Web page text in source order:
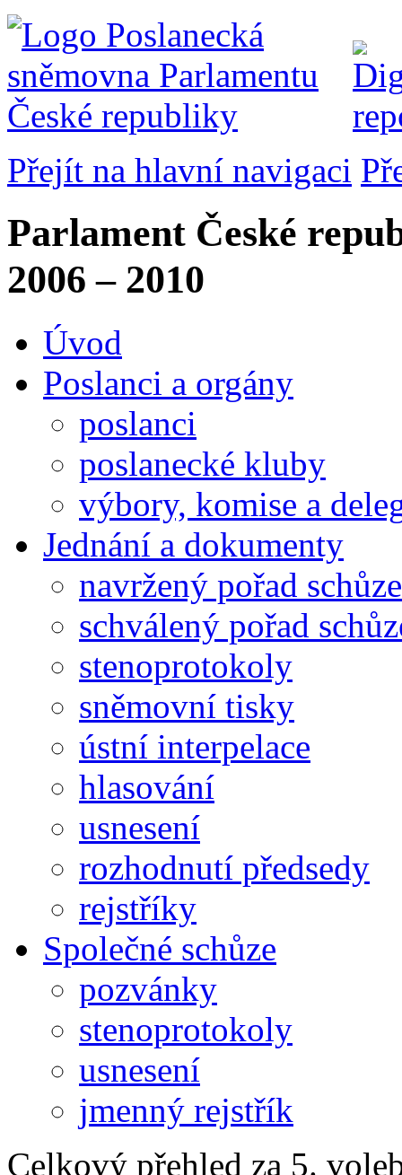
Přejít na hlavní navigaci
Parlament České
2006 – 2010
Úvod
Poslanci a orgány
poslanci
poslanecké kluby
výbory, komise a
Jednání a dokumenty
navržený pořad schůze
schválený pořad
stenoprotokoly
sněmovní tisky
ústní interpelace
hlasování
usnesení
rozhodnutí předsedy
rejstříky
Společné schůze
pozvánky
stenoprotokoly
usnesení
jmenný rejstřík
Celkový přehled za 5.